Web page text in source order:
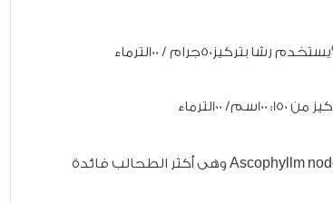
1_لانها مستخلص من أنقي وأجود أنواع الطحالب البحرية التيAscophyllm nodosum وهى أكثر الطحالب فائدة